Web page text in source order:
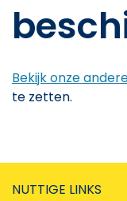
Bekijk onze
te zetten.
NUTTIGE LINKS